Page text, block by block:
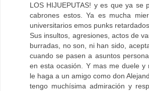
LOS HIJUEPUTAS! y es que ya se
cabrones estos. Ya es mucha
universitarios emos punks
Sus insultos, agresiones, actos de
burradas, no son, ni han sido,
cuando se pasen a asuntos
en esta ocasión. Y mas me duele y
le haga a un amigo como don
tengo muchísima admiración y